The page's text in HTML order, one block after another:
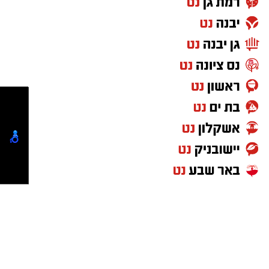
אפיקי חיסכון ופיזור סיכונים. בשלב המורחב בכיתה
י' יועמק הלימוד לתחומי השקעה מגוונים, בהם שוק
ההון, נדל"ן, מטבע חוץ והון אנושי.
הכשרת צוותי ההוראה
לצורך יישום התוכנית בבתי הספר החל כבר מהלך
מורים את הכשרתם בתחום, ובמהלך החודשים
ספטמבר ואוקטובר מתוכננת הצטרפותם של
כ-2,050 מורים נוספים לתהליך הלמידה. ההכשרה
נועדה לספק למורים את התשתית המקצועית